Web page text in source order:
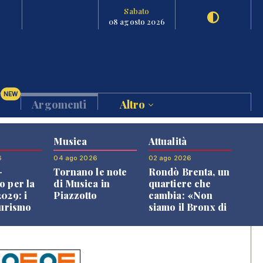
Sabato
08 agosto 2026
NEW
Argomenti Altro
per la
i
Musica
04 ago 2026
Tornano le note
di Musica in
Piazzotto
Attualità
02 ago 2026
Rondò Brenta, un
quartiere che
cambia: «Non
siamo il Bronx di